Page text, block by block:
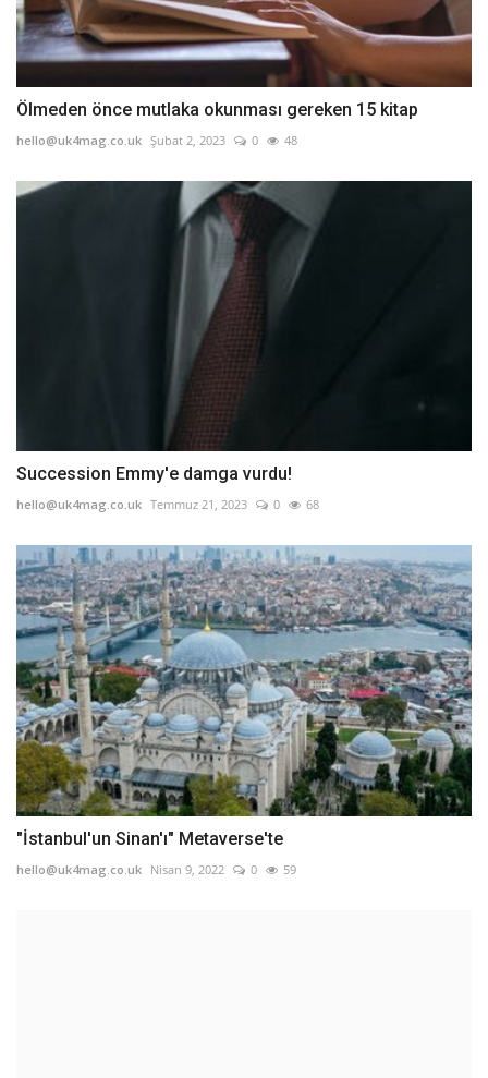
Ölmeden önce mutlaka okunması gereken 15 kitap
hello@uk4mag.co.uk Şubat 2, 2023 0 48
Succession Emmy'e damga vurdu!
hello@uk4mag.co.uk Temmuz 21, 2023 0 68
"İstanbul'un Sinan'ı" Metaverse'te
hello@uk4mag.co.uk Nisan 9, 2022 0 59